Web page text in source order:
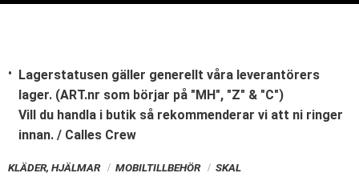
Lagerstatusen gäller generellt våra leverantörers
lager. (ART.nr som börjar på "MH", "Z" & "C")
Vill du handla i butik så rekommenderar vi att ni ringer
innan. / Calles Crew
KLÄDER, HJÄLMAR MOBILTILLBEHÖR SKAL